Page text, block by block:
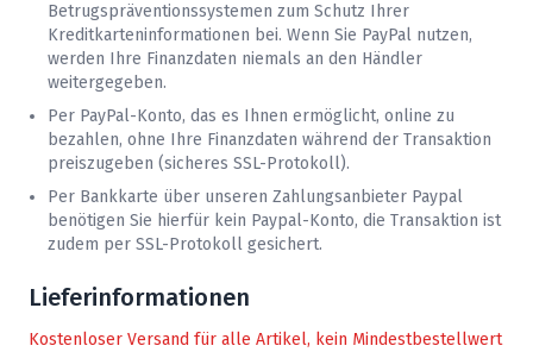
Betrugspräventionssystemen zum Schutz Ihrer
Kreditkarteninformationen bei. Wenn Sie PayPal nutzen,
werden Ihre Finanzdaten niemals an den Händler
weitergegeben.
Per PayPal-Konto, das es Ihnen ermöglicht, online zu
bezahlen, ohne Ihre Finanzdaten während der Transaktion
preiszugeben (sicheres SSL-Protokoll).
Per Bankkarte über unseren Zahlungsanbieter Paypal
benötigen Sie hierfür kein Paypal-Konto, die Transaktion ist
zudem per SSL-Protokoll gesichert.
Lieferinformationen
Kostenloser Versand für alle Artikel, kein Mindestbestellwert